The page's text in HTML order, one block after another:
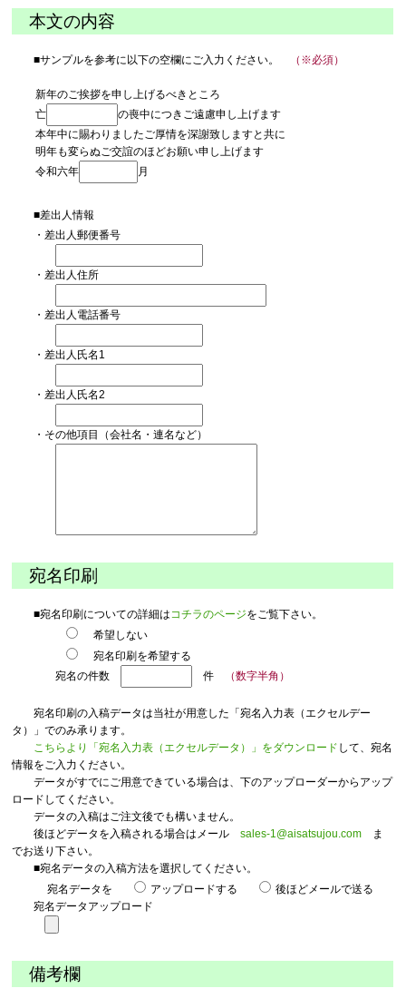
本文の内容
■サンプルを参考に以下の空欄にご入力ください。 （※必須）
新年のご挨拶を申し上げるべきところ
亡
の喪中につきご遠慮申し上げます
本年中に賜わりましたご厚情を深謝致しますと共に
明年も変らぬご交誼のほどお願い申し上げます
令和六年
月
■差出人情報
・差出人郵便番号
・差出人住所
・差出人電話番号
・差出人氏名1
・差出人氏名2
・その他項目（会社名・連名など）
宛名印刷
■宛名印刷についての詳細はコチラのページをご覧下さい。
希望しない
宛名印刷を希望する
宛名の件数
件 （数字半角）
宛名印刷の入稿データは当社が用意した「宛名入力表（エクセルデー
タ）」でのみ承ります。
こちらより「宛名入力表（エクセルデータ）」をダウンロード して、宛名
情報をご入力ください。
データがすでにご用意できている場合は、下のアップローダーからアップ
ロードしてください。
データの入稿はご注文後でも構いません。
後ほどデータを入稿される場合はメールsales-1@aisatsujou.com ま
でお送り下さい。
■宛名データの入稿方法を選択してください。
宛名データを
アップロードする
後ほどメールで送る
宛名データアップロード
備考欄